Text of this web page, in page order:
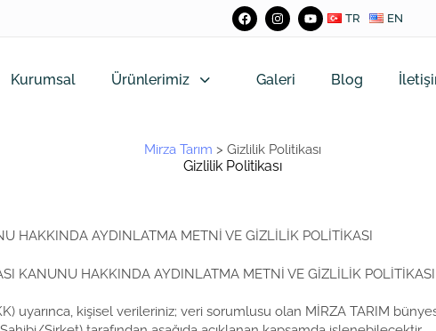
TR EN
Kurumsal Ürünlerimiz Galeri Blog
Mirza Tarım > Gizlilik Politikası
Gizlilik Politikası
HAKKINDA AYDINLATMA METNİ VE GİZLİLİK POLİTİKASI
KANUNU HAKKINDA AYDINLATMA METNİ VE GİZLİLİK POLİTİKASI
uyarınca, kişisel verileriniz; veri sorumlusu olan MİRZA TARIM